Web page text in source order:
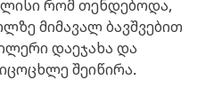
რომ თენდებოდა,
მიმავალ ბავშვებით
დაეჯახა და
შეიწირა.